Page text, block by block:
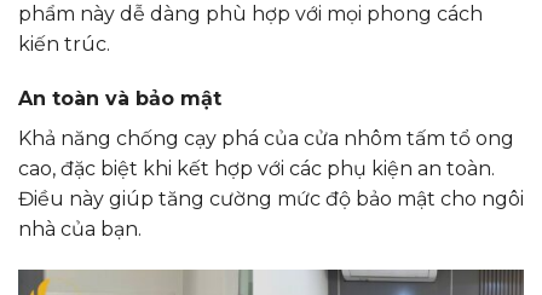
phẩm này dễ dàng phù hợp với mọi phong cách
kiến trúc.
An toàn và bảo mật
Khả năng chống cạy phá của cửa nhôm tấm tổ ong
cao, đặc biệt khi kết hợp với các phụ kiện an toàn.
Điều này giúp tăng cường mức độ bảo mật cho ngôi
nhà của bạn.